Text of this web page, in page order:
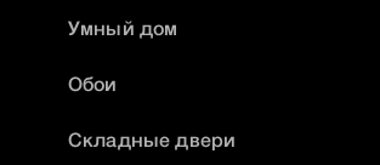
Умный дом
Обои
Складные двери